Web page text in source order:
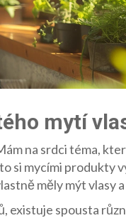
mytí
na srdci téma,
si mycími produkty
měly mýt vlasy
existuje spousta